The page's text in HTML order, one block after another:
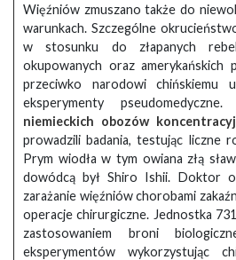
Więźniów zmuszano także do
warunkach. Szczególne
w stosunku do złapanych
okupowanych oraz
przeciwko narodowi chińskiemu
eksperymenty
niemieckich obozów
prowadzili badania, testując liczne
Prym wiodła w tym owiana złą
dowódcą był Shiro Ishii. Doktor
zarażanie więźniów chorobami
operacje chirurgiczne. Jednostka
zastosowaniem broni
eksperymentów wykorzystując